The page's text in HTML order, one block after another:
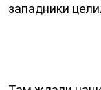
западники